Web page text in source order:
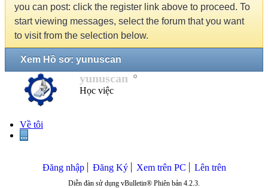
you can post: click the register link above to proceed. To
start viewing messages, select the forum that you want
to visit from the selection below.
Xem Hồ sơ: yunuscan
yunuscan
Học việc
Về tôi
...
Đăng nhập Đăng Ký Xem trên PC Lên trên
Diễn đàn sử dụng vBulletin® Phiên bản 4.2.3.